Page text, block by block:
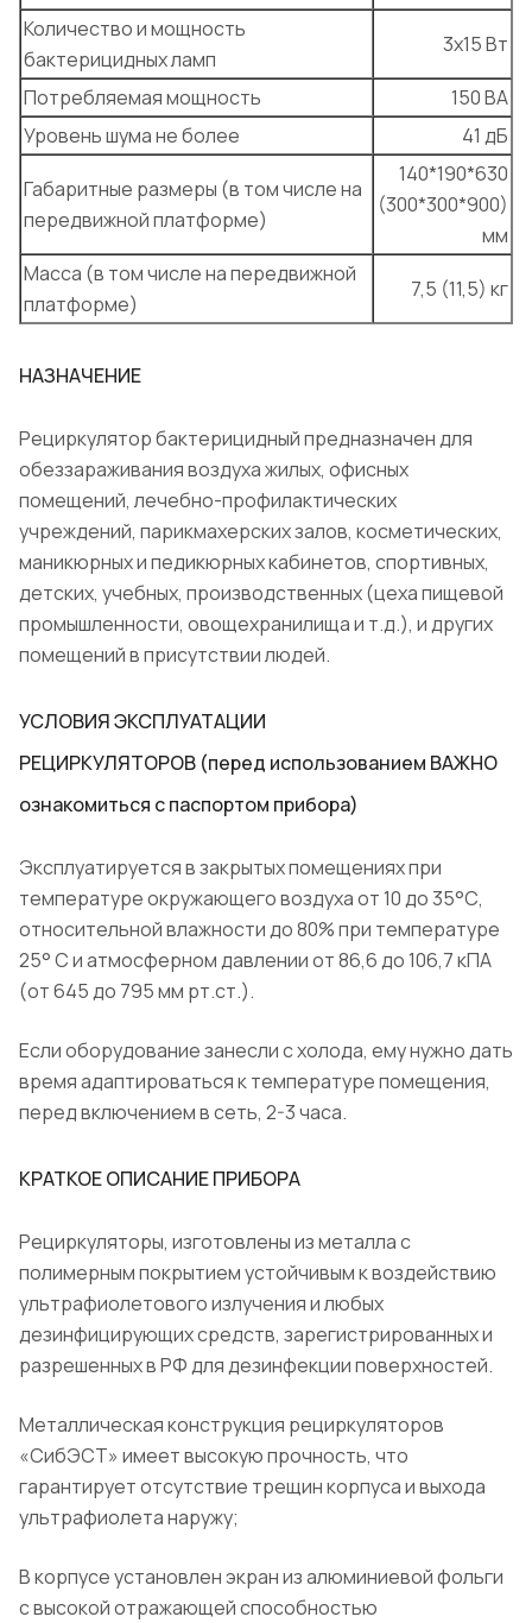
Количество и мощность
бактерицидных ламп
3х15 Вт
Потребляемая мощность
150 ВА
Уровень шума не более
41 дБ
Габаритные размеры (в том числе на
передвижной платформе)
140*190*630
(300*300*900)
мм
Масса (в том числе на передвижной
платформе)
7,5 (11,5) кг
НАЗНАЧЕНИЕ
Рециркулятор бактерицидный предназначен для
обеззараживания воздуха жилых, офисных
помещений, лечебно-профилактических
учреждений, парикмахерских залов, косметических,
маникюрных и педикюрных кабинетов, спортивных,
детских, учебных, производственных (цеха пищевой
промышленности, овощехранилища и т.д.), и других
помещений в присутствии людей.
УСЛОВИЯ ЭКСПЛУАТАЦИИ
РЕЦИРКУЛЯТОРОВ (перед использованием ВАЖНО
ознакомиться с паспортом прибора)
Эксплуатируется в закрытых помещениях при
температуре окружающего воздуха от 10 до 35°С,
относительной влажности до 80% при температуре
25° С и атмосферном давлении от 86,6 до 106,7 кПА
(от 645 до 795 мм рт.ст.).
Если оборудование занесли с холода, ему нужно дать
время адаптироваться к температуре помещения,
перед включением в сеть, 2-3 часа.
КРАТКОЕ ОПИСАНИЕ ПРИБОРА
Рециркуляторы, изготовлены из металла с
полимерным покрытием устойчивым к воздействию
ультрафиолетового излучения и любых
дезинфицирующих средств, зарегистрированных и
разрешенных в РФ для дезинфекции поверхностей.
Металлическая конструкция рециркуляторов
«СибЭСТ» имеет высокую прочность, что
гарантирует отсутствие трещин корпуса и выхода
ультрафиолета наружу;
В корпусе установлен экран из алюминиевой фольги
с высокой отражающей способностью